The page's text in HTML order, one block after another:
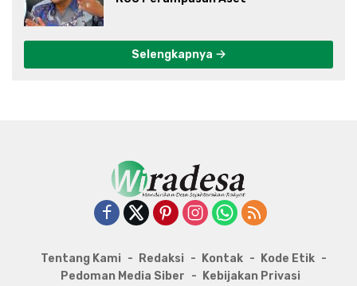
Selengkapnya
Tentang Kami Redaksi Kontak
Kode Etik
Pedoman Media Siber
Kebijakan Privasi